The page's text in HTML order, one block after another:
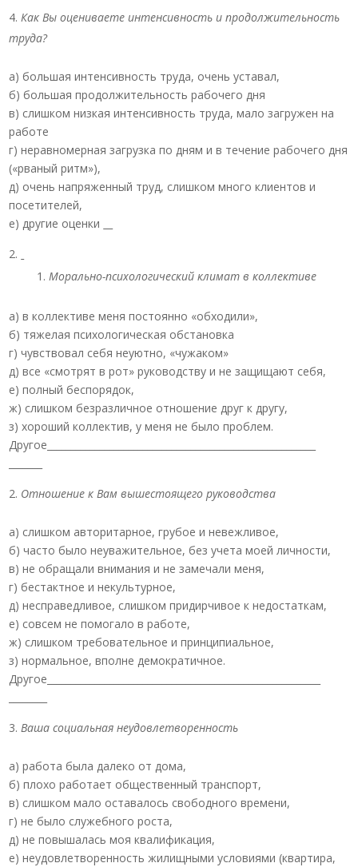
Как Вы оцениваете интенсивность и продолжительность
труда?
а) большая интенсивность труда, очень уставал,
б) большая продолжительность рабочего дня
в) слишком низкая интенсивность труда, мало загружен на
работе
г) неравномерная загрузка по дням и в течение рабочего дня
(«рваный ритм»),
д) очень напряженный труд, слишком много клиентов и
посетителей,
е) другие оценки
Морально-психологический климат в коллективе
а) в коллективе меня постоянно «обходили»,
б) тяжелая психологическая обстановка
г) чувствовал себя неуютно, «чужаком»
д) все «смотрят в рот» руководству и не защищают себя,
е) полный беспорядок,
ж) слишком безразличное отношение друг к другу,
з) хороший коллектив, у меня не было проблем.
Другое________________________________________________________
Отношение к Вам вышестоящего руководства
а) слишком авторитарное, грубое и невежливое,
б) часто было неуважительное, без учета моей личности,
в) не обращали внимания и не замечали меня,
г) бестактное и некультурное,
д) несправедливое, слишком придирчивое к недостаткам,
е) совсем не помогало в работе,
ж) слишком требовательное и принципиальное,
з) нормальное, вполне демократичное.
Другое_________________________________________________________
Ваша социальная неудовлетворенность
а) работа была далеко от дома,
б) плохо работает общественный транспорт,
в) слишком мало оставалось свободного времени,
г) не было служебного роста,
д) не повышалась моя квалификация,
е) неудовлетворенность жилищными условиями (квартира,